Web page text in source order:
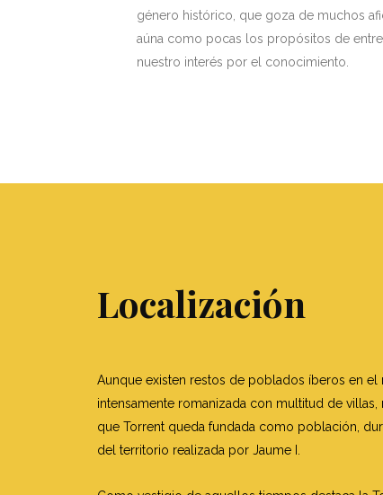
género histórico, que goza de muchos
aúna como pocas los propósitos de
nuestro interés por el conocimiento.
Localización
Aunque existen restos de poblados íberos en el
intensamente romanizada con multitud de villas,
que Torrent queda fundada como población,
del territorio realizada por Jaume I.